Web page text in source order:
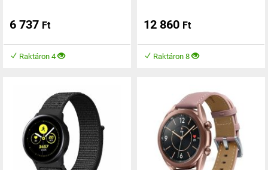
6 737 Ft
Raktáron 4
12 860 Ft
Raktáron 8